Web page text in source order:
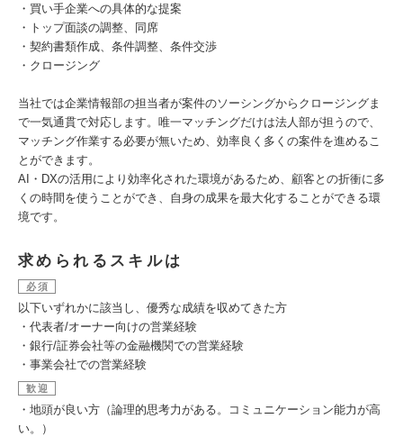
・買い手企業への具体的な提案
・トップ面談の調整、同席
・契約書類作成、条件調整、条件交渉
・クロージング
当社では企業情報部の担当者が案件のソーシングからクロージングま
で一気通貫で対応します。唯一マッチングだけは法人部が担うので、
マッチング作業する必要が無いため、効率良く多くの案件を進めるこ
とができます。
AI・DXの活用により効率化された環境があるため、顧客との折衝に多
くの時間を使うことができ、自身の成果を最大化することができる環
境です。
求められるスキルは
必須
以下いずれかに該当し、優秀な成績を収めてきた方
・代表者/オーナー向けの営業経験
・銀行/証券会社等の金融機関での営業経験
・事業会社での営業経験
歓迎
・地頭が良い方（論理的思考力がある。コミュニケーション能力が高
い。）